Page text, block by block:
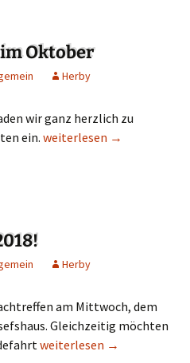
Oktober
Herby
wir ganz herzlich zu
ein. Marienandachten im
weiterlesen →
Herby
am Mittwoch, dem
Gleichzeitig möchten
Gemeindefahrt – 2018!
weiterlesen →